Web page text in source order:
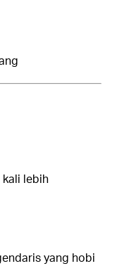
kali lebih
yang hobi